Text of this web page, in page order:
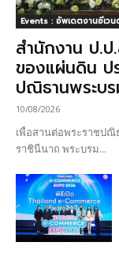
Events : อัพเดตงานอีเว
สำนักงาน ป.
ของแผ่นดิน ป
ปณิธานพระบ
10/08/2026
เพื่อสานต่อพระราชปณิ
ราชินีนาถ พระบรม...